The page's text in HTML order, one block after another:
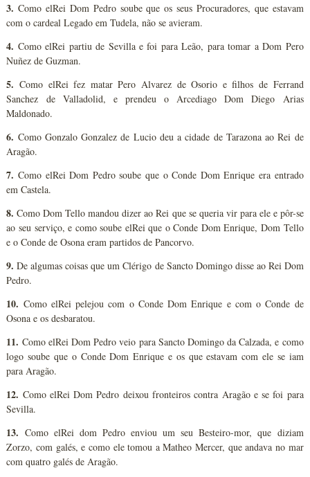
3. Como elRei Dom Pedro soube que os seus Procuradores, que estavam
com o cardeal Legado em Tudela, não se avieram.
4. Como elRei partiu de Sevilla e foi para Leão, para tomar a Dom Pero
Nuñez de Guzman.
5. Como elRei fez matar Pero Alvarez de Osorio e filhos de Ferrand
Sanchez de Valladolid, e prendeu o Arcediago Dom Diego Arias
Maldonado.
6. Como Gonzalo Gonzalez de Lucio deu a cidade de Tarazona ao Rei de
Aragão.
7. Como elRei Dom Pedro soube que o Conde Dom Enrique era entrado
em Castela.
8. Como Dom Tello mandou dizer ao Rei que se queria vir para ele e pôr-se
ao seu serviço, e como soube elRei que o Conde Dom Enrique, Dom Tello
e o Conde de Osona eram partidos de Pancorvo.
9. De algumas coisas que um Clérigo de Sancto Domingo disse ao Rei Dom
Pedro.
10. Como elRei pelejou com o Conde Dom Enrique e com o Conde de
Osona e os desbaratou.
11. Como elRei Dom Pedro veio para Sancto Domingo da Calzada, e como
logo soube que o Conde Dom Enrique e os que estavam com ele se iam
para Aragão.
12. Como elRei Dom Pedro deixou fronteiros contra Aragão e se foi para
Sevilla.
13. Como elRei dom Pedro enviou um seu Besteiro-mor, que diziam
Zorzo, com galés, e como ele tomou a Matheo Mercer, que andava no mar
com quatro galés de Aragão.